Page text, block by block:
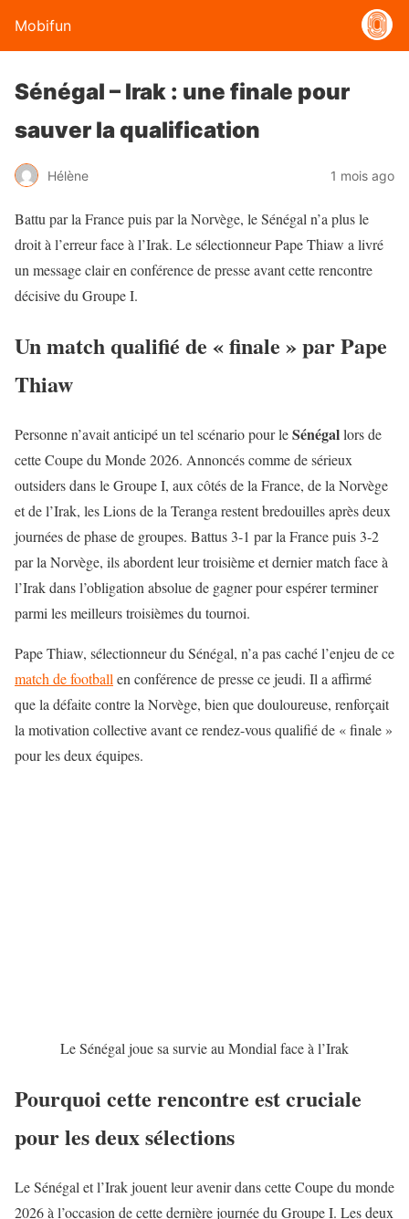
Mobifun
Sénégal – Irak : une finale pour
sauver la qualification
Hélène 1 mois ago
Battu par la France puis par la Norvège, le Sénégal n’a plus le
droit à l’erreur face à l’Irak. Le sélectionneur Pape Thiaw a livré
un message clair en conférence de presse avant cette rencontre
décisive du Groupe I.
Un match qualifié de « finale » par Pape
Thiaw
Personne n’avait anticipé un tel scénario pour leSénégallors de
cette Coupe du Monde 2026. Annoncés comme de sérieux
outsiders dans le Groupe I, aux côtés de la France, de la Norvège
et de l’Irak, les Lions de la Teranga restent bredouilles après deux
journées de phase de groupes. Battus 3-1 par la France puis 3-2
par la Norvège, ils abordent leur troisième et dernier match face à
l’Irak dans l’obligation absolue de gagner pour espérer terminer
parmi les meilleurs troisièmes du tournoi.
Pape Thiaw, sélectionneur du Sénégal, n’a pas caché l’enjeu de ce
match de football en conférence de presse ce jeudi. Il a affirmé
que la défaite contre la Norvège, bien que douloureuse, renforçait
la motivation collective avant ce rendez-vous qualifié de « finale »
pour les deux équipes.
Le Sénégal joue sa survie au Mondial face à l’Irak
Pourquoi cette rencontre est cruciale
pour les deux sélections
Le Sénégal et l’Irak jouent leur avenir dans cetteCoupe du monde
2026à l’occasion de cette dernière journée du Groupe I. Les deux